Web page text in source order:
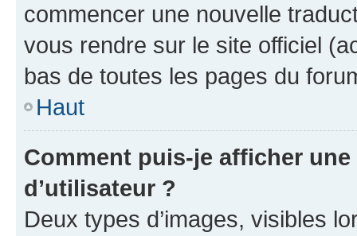
commencer une nouvelle
vous rendre sur le site officiel
bas de toutes les pages du
Haut
Comment puis-je afficher
d’utilisateur ?
Deux types d’images, visibles